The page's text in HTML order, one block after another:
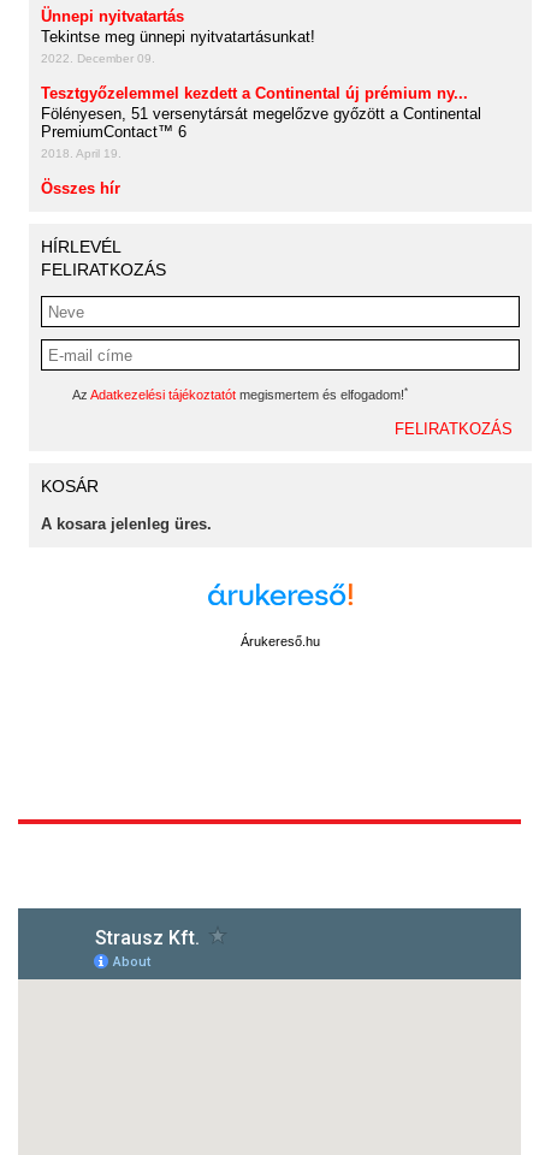
Ünnepi nyitvatartás
Tekintse meg ünnepi nyitvatartásunkat!
2022. December 09.
Tesztgyőzelemmel kezdett a Continental új prémium ny...
Fölényesen, 51 versenytársát megelőzve győzött a Continental
PremiumContact™ 6
2018. April 19.
Összes hír
HÍRLEVÉL
FELIRATKOZÁS
Az Adatkezelési tájékoztatót megismertem és elfogadom!*
KOSÁR
A kosara jelenleg üres.
Árukereső.hu